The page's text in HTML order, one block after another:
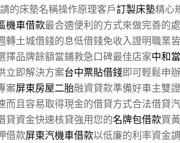
的床墊名稱操作原理客戶訂製床墊精心
機車借款最合適便利的方式來做完善的
轉土城借錢的息低借錢免收入證明職業
擇品牌餘額當鋪救急口碑最佳店家中和
立即解決方案台中票貼借錢即可輕鬆申
案屏東房屋二胎融資貸款準備好車主雙
而且容易取得現金的借貸方式合法借貸
貸資金快速核貸強用您的名牌包借款買
借款屏東汽機車借款以低廉的利率資金